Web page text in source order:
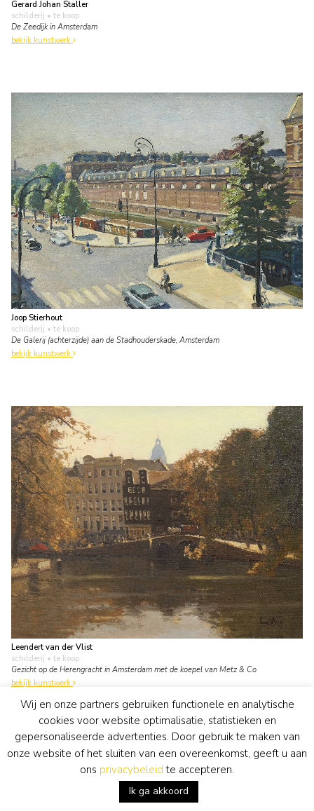
Gerard Johan Staller
schilderij • te koop
De Zeedijk in Amsterdam
bekijk kunstwerk
Joop Stierhout
schilderij • te koop
De Galerij (achterzijde) aan de Stadhouderskade, Amsterdam
bekijk kunstwerk
Leendert van der Vlist
schilderij • te koop
Gezicht op de Herengracht in Amsterdam met de koepel van Metz & Co
bekijk kunstwerk
Wij en onze partners gebruiken functionele en analytische
cookies voor website optimalisatie, statistieken en
gepersonaliseerde advertenties. Door gebruik te maken van
onze website of het sluiten van een overeenkomst, geeft u aan
ons privacybeleid te accepteren.
Ik ga akkoord